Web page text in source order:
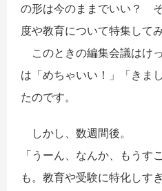
の形は今のままでいい？
度や教育について特集して
このときの編集会議はけ
は「めちゃいい！」「きま
たのです。
しかし、数週間後。
「うーん、なんか、もうす
も。教育や受験に特化しす